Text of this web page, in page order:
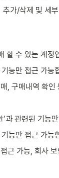
가/삭제 및 세
할 수 있는 계정
능만 접근 가능
, 구매내역 확인
과 관련된 기능
능만 접근 가능
근 가능, 회사